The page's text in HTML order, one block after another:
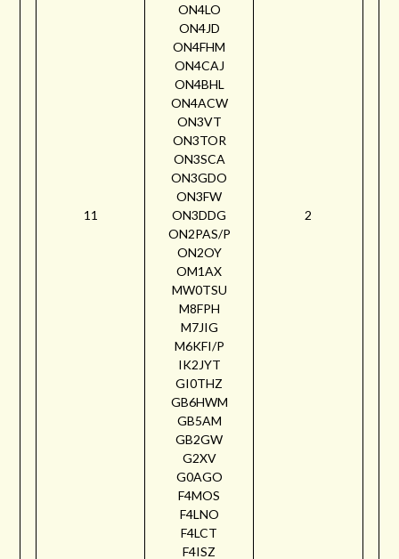
11
ON4LO
ON4JD
ON4FHM
ON4CAJ
ON4BHL
ON4ACW
ON3VT
ON3TOR
ON3SCA
ON3GDO
ON3FW
ON3DDG
ON2PAS/P
ON2OY
OM1AX
MW0TSU
M8FPH
M7JIG
M6KFI/P
IK2JYT
GI0THZ
GB6HWM
GB5AM
GB2GW
G2XV
G0AGO
F4MOS
F4LNO
F4LCT
F4ISZ
2